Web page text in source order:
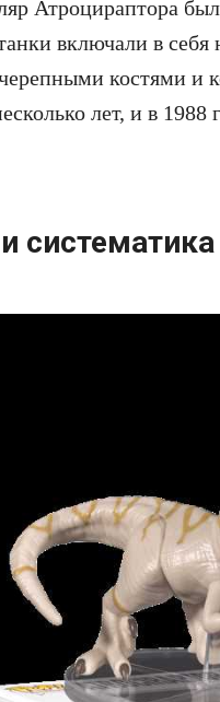
Атроцираптора
включали в
костями и
лет, и в
систематика